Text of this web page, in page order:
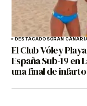
DESTACADOSGRAN
El Club Vóley
España Sub-19 en
una final de infarto